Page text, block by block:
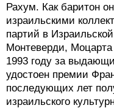
Рахум. Как баритон
израильскими
партий в
Монтеверди,
1993 году за
удостоен премии
последующих лет
израильского